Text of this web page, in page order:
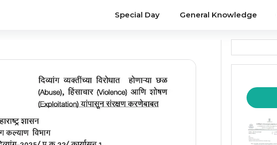
Special Day General Knowledge